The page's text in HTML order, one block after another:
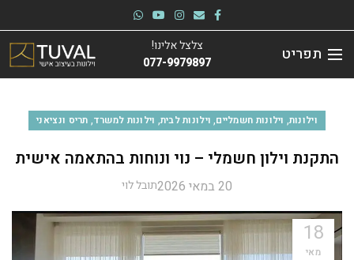
תפריט
צלצל אלינו!
077-9979897
וילונות, וילונות חשמליים, וילונות לבית, וילונות למשרד, תריס ונציאני
התקנת וילון חשמלי – נוי ונוחות בהתאמה אישית
20 במאי 2026 תובל לוי
18
מאי